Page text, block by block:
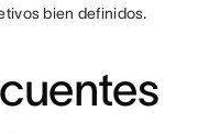
bien definidos.